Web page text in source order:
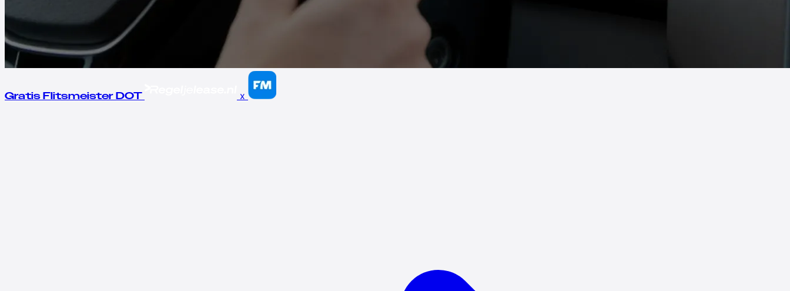
Gratis Flitsmeister DOT x